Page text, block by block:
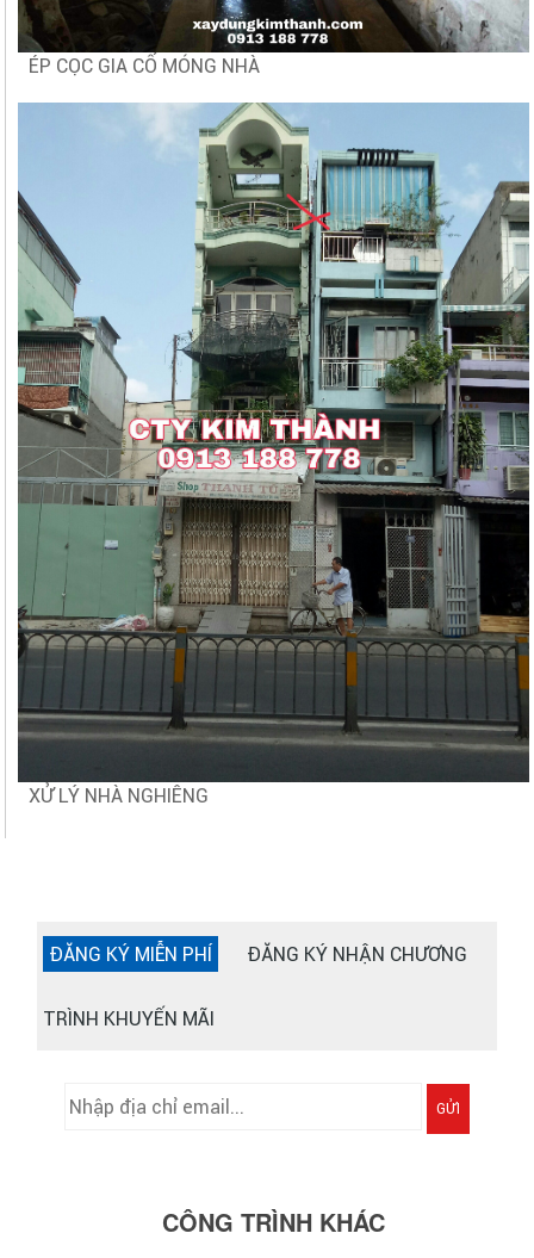
ÉP CỌC GIA CỐ MÓNG NHÀ
XỬ LÝ NHÀ NGHIÊNG
ĐĂNG KÝ MIỄN PHÍ ĐĂNG KÝ NHẬN CHƯƠNG
TRÌNH KHUYẾN MÃI
GỬI
CÔNG TRÌNH KHÁC